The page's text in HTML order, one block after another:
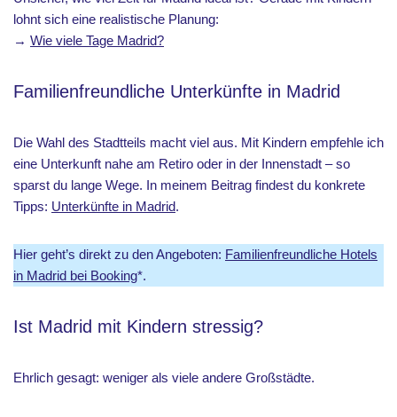
lohnt sich eine realistische Planung:
→ Wie viele Tage Madrid?
Familienfreundliche Unterkünfte in Madrid
Die Wahl des Stadtteils macht viel aus. Mit Kindern empfehle ich
eine Unterkunft nahe am Retiro oder in der Innenstadt – so
sparst du lange Wege. In meinem Beitrag findest du konkrete
Tipps: Unterkünfte in Madrid.
Hier geht’s direkt zu den Angeboten: Familienfreundliche Hotels
in Madrid bei Booking*.
Ist Madrid mit Kindern stressig?
Ehrlich gesagt: weniger als viele andere Großstädte.